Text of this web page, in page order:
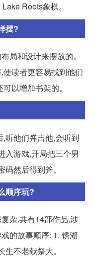
Roots象棋。
摆?
局和设计来摆放的。
读者更容易找到他们
以增加书架的。
听他们弹吉他,会听到
入游戏,开局把三个男
然后得到斧。
顺序玩?
杂,共有14部作品,涉
的故事顺序: 1. 锈湖
不老献祭大。